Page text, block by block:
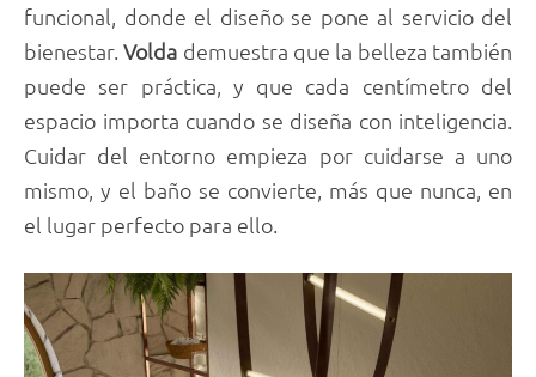
funcional, donde el diseño se pone al servicio del
bienestar.Volda demuestra que la belleza también
puede ser práctica, y que cada centímetro del
espacio importa cuando se diseña con inteligencia.
Cuidar del entorno empieza por cuidarse a uno
mismo, y el baño se convierte, más que nunca, en
el lugar perfecto para ello.